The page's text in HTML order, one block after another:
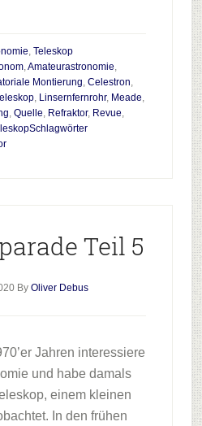
, Teleskop
,Amateurastronomie,
Montierung, Celestron,
, Linsernfernrohr, Meade,
, Quelle, Refraktor, Revue,
Teil 5
ByOliver Debus
Jahren interessiere
und habe damals
einem kleinen
In den frühen